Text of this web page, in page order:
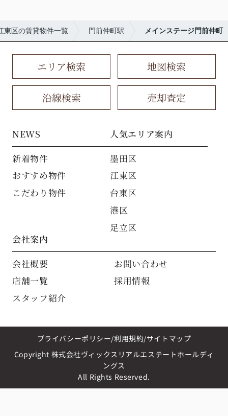
東区の賃貸物件一覧 門前仲町駅 メインステージ門前仲町
エリア検索 地図検索
沿線検索 売却査定
NEWS
新着物件
おすすめ物件
こだわり物件
人気エリア案内
墨田区
江東区
台東区
港区
足立区
会社案内
会社概要
店舗一覧
スタッフ紹介
お問い合わせ
採用情報
プライバシーポリシー 利用規約 サイトマップ
Copyright 株式会社ヴィックスリアルエステートホールディ
ングス
All Rights Reserved.